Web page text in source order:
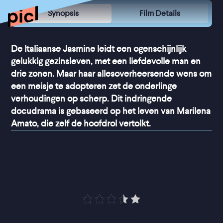
Synopsis Film Details
De Italiaanse Jasmine leidt een ogenschijnlijk
gelukkig gezinsleven, met een liefdevolle man en
drie zonen. Maar haar allesoverheersende wens om
een meisje te adopteren zet de onderlinge
verhoudingen op scherp. Dit indringende
docudrama is gebaseerd op het leven van Marilena
Amato, die zelf de hoofdrol vertolkt.